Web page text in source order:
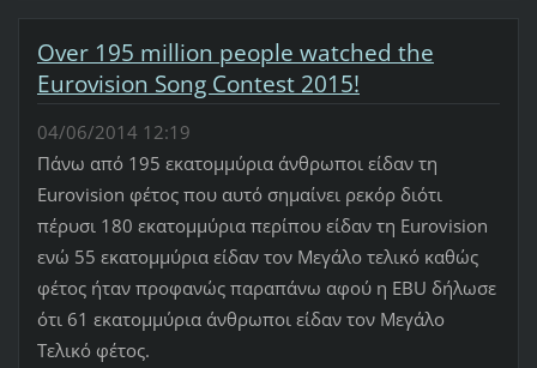
Over 195 million people watched the
Eurovision Song Contest 2015!
04/06/2014 12:19
Πάνω από 195 εκατομμύρια άνθρωποι είδαν τη
Eurovision φέτος που αυτό σημαίνει ρεκόρ διότι
πέρυσι 180 εκατομμύρια περίπου είδαν τη Eurovision
ενώ 55 εκατομμύρια είδαν τον Μεγάλο τελικό καθώς
φέτος ήταν προφανώς παραπάνω αφού η EBU δήλωσε
ότι 61 εκατομμύρια άνθρωποι είδαν τον Μεγάλο
Τελικό φέτος.